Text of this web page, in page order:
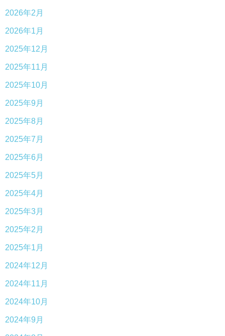
2026年2月
2026年1月
2025年12月
2025年11月
2025年10月
2025年9月
2025年8月
2025年7月
2025年6月
2025年5月
2025年4月
2025年3月
2025年2月
2025年1月
2024年12月
2024年11月
2024年10月
2024年9月